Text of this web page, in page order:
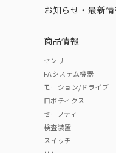
中国 RoHS 注意
中国 RoHS表
Pb Hg
（イギリス
お知らせ・最新
商品情報
センサ
FAシステム機器
モーション/ドライブ
ロボティクス
セーフティ
検査装置
スイッチ